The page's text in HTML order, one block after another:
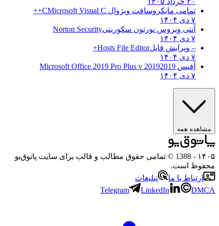
تمامی مایکروسافت ویژوال CMicrosoft Visual C++
آنتی ویروس نورتون سکوریتیNorton Security
– ویرایش فایلHosts File Editor+
آفیس 2019
2019 Microsoft Office 2019 Pro Plus v
همه
- 1388 © تمامی حقوق مطالب و قالب برای سایت پاتوق‌یو
است.
با ما
تبلیغات
Telegram
LinkedIn